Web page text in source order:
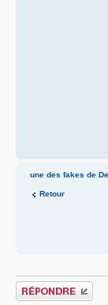
une des fakes de
Retour
Publier une réponse